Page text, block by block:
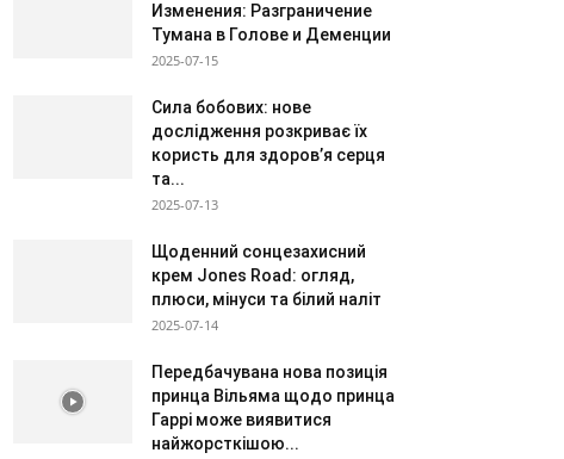
Изменения: Разграничение
Тумана в Голове и Деменции
2025-07-15
Сила бобових: нове
дослідження розкриває їх
користь для здоров’я серця
та...
2025-07-13
Щоденний сонцезахисний
крем Jones Road: огляд,
плюси, мінуси та білий наліт
2025-07-14
Передбачувана нова позиція
принца Вільяма щодо принца
Гаррі може виявитися
найжорсткішою...